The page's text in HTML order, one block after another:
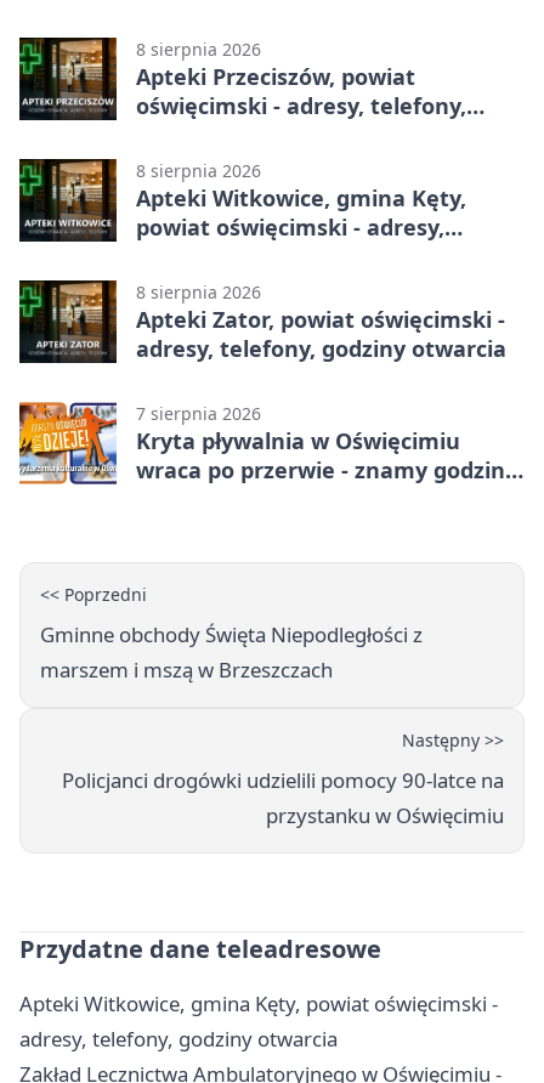
8 sierpnia 2026
Apteki Przeciszów, powiat
oświęcimski - adresy, telefony,
8 sierpnia 2026
Apteki Witkowice, gmina Kęty,
powiat oświęcimski - adresy,
8 sierpnia 2026
Apteki Zator, powiat oświęcimski -
adresy, telefony, godziny otwarcia
7 sierpnia 2026
Kryta pływalnia w Oświęcimiu
wraca po przerwie - znamy godziny
<< Poprzedni
Gminne obchody Święta Niepodległości z
marszem i mszą w Brzeszczach
Następny >>
Policjanci drogówki udzielili pomocy 90-latce na
przystanku w Oświęcimiu
Przydatne dane teleadresowe
Apteki Witkowice, gmina Kęty, powiat oświęcimski -
adresy, telefony, godziny otwarcia
Zakład Lecznictwa Ambulatoryjnego w Oświęcimiu -